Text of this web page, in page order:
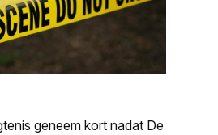
geneem kort nadat De